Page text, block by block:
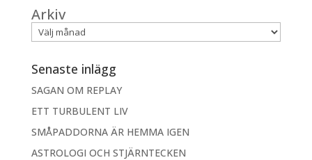
Arkiv
Senaste inlägg
SAGAN OM REPLAY
ETT TURBULENT LIV
SMÅPADDORNA ÄR HEMMA IGEN
ASTROLOGI OCH STJÄRNTECKEN